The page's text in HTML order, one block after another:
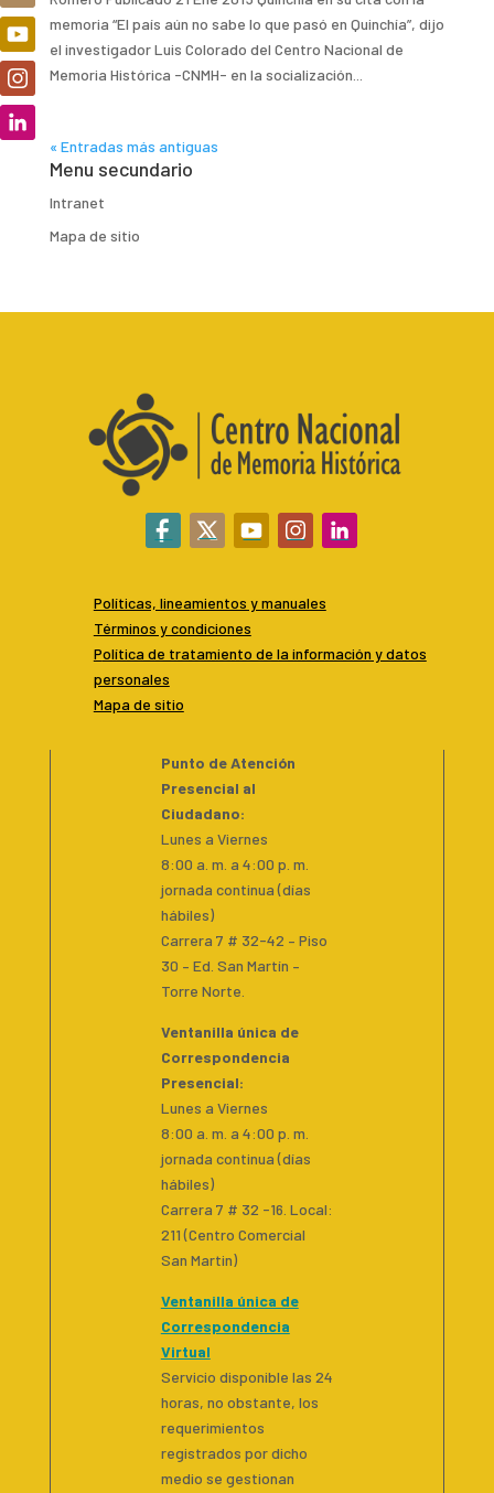
memoria “El país aún no sabe lo que pasó en Quinchía”, dijo
el investigador Luis Colorado del Centro Nacional de
Memoria Histórica -CNMH- en la socialización...
« Entradas más antiguas
Menu secundario
Intranet
Mapa de sitio
Políticas, lineamientos y manuales
Términos y condiciones
Política de tratamiento de la información y datos
personales
Mapa de sitio
Punto de Atención
Presencial al
Ciudadano:
Lunes a Viernes
8:00 a. m. a 4:00 p. m.
jornada continua (días
hábiles)
Carrera 7 # 32-42 – Piso
30 – Ed. San Martín –
Torre Norte.
Ventanilla única de
Correspondencia
Presencial:
Lunes a Viernes
8:00 a. m. a 4:00 p. m.
jornada continua (días
hábiles)
Carrera 7 # 32 -16. Local:
211 (Centro Comercial
San Martin)
Ventanilla única de
Correspondencia
Virtual
Servicio disponible las 24
horas, no obstante, los
requerimientos
registrados por dicho
medio se gestionan